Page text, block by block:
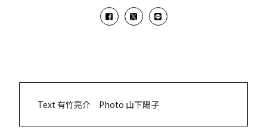
Text 有竹亮介 Photo 山下陽子